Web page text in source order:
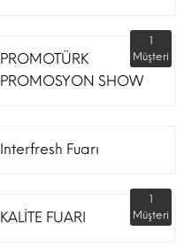
PROMOTÜRK
PROMOSYON SHOW
1
Müşteri
Interfresh Fuarı
KALİTE FUARI
1
Müşteri